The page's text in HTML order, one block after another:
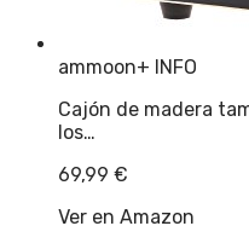
ammoon+ INFO
Cajón de madera
los…
69,99 €
Ver en Amazon